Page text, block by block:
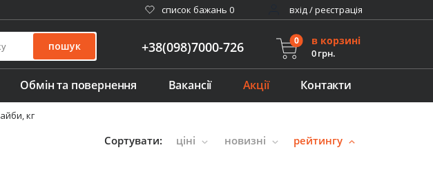
cписок бажань 0 вхід / реєстрація
пошук +38(098)7000-726 0 в корзині
0 грн.
Обмін та повернення Вакансії Акції Контакти
кг
Сортувати: ціні новизні рейтингу